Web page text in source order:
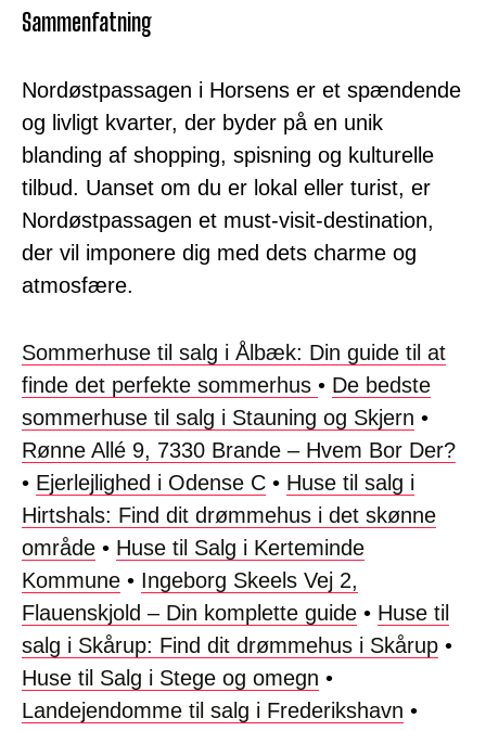
Sammenfatning
Nordøstpassagen i Horsens er et spændende
og livligt kvarter, der byder på en unik
blanding af shopping, spisning og kulturelle
tilbud. Uanset om du er lokal eller turist, er
Nordøstpassagen et must-visit-destination,
der vil imponere dig med dets charme og
atmosfære.
Sommerhuse til salg i Ålbæk: Din guide til at
finde det perfekte sommerhus • De bedste
sommerhuse til salg i Stauning og Skjern •
Rønne Allé 9, 7330 Brande – Hvem Bor Der?
• Ejerlejlighed i Odense C • Huse til salg i
Hirtshals: Find dit drømmehus i det skønne
område • Huse til Salg i Kerteminde
Kommune • Ingeborg Skeels Vej 2,
Flauenskjold – Din komplette guide • Huse til
salg i Skårup: Find dit drømmehus i Skårup •
Huse til Salg i Stege og omegn •
Landejendomme til salg i Frederikshavn •